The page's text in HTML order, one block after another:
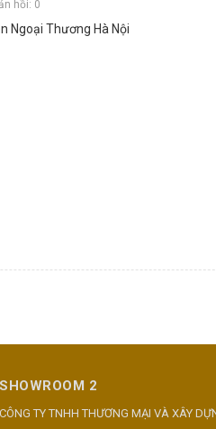
hồi: 0
Ngoại Thương Hà Nội
SHOWROOM 2
CÔNG TY TNHH THƯƠNG MẠI VÀ XÂY